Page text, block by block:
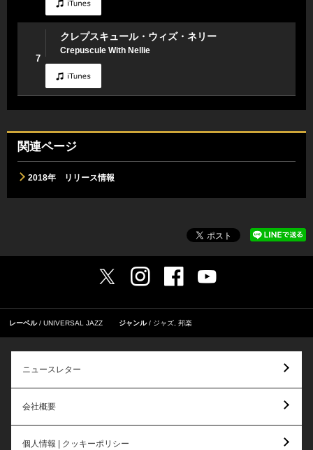
7
クレプスキュール・ウィズ・ネリー
Crepuscule With Nellie
関連ページ
2018年 リリース情報
レーベル UNIVERSAL JAZZ ジャンル ジャズ 邦楽
ニュースレター
会社概要
個人情報 | クッキーポリシー